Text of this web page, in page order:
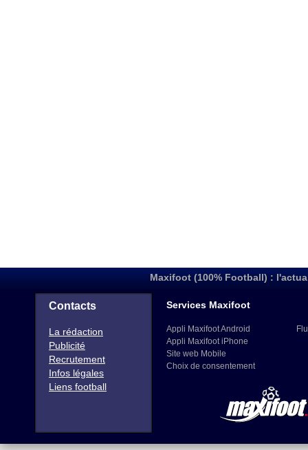
Maxifoot (100% Football) :
Contacts
La rédaction
Publicité
Recrutement
Infos légales
Liens football
Services Maxifoot
Appli Maxifoot Android
Appli Maxifoot iPhone
Site web Mobile
Choix de consentement